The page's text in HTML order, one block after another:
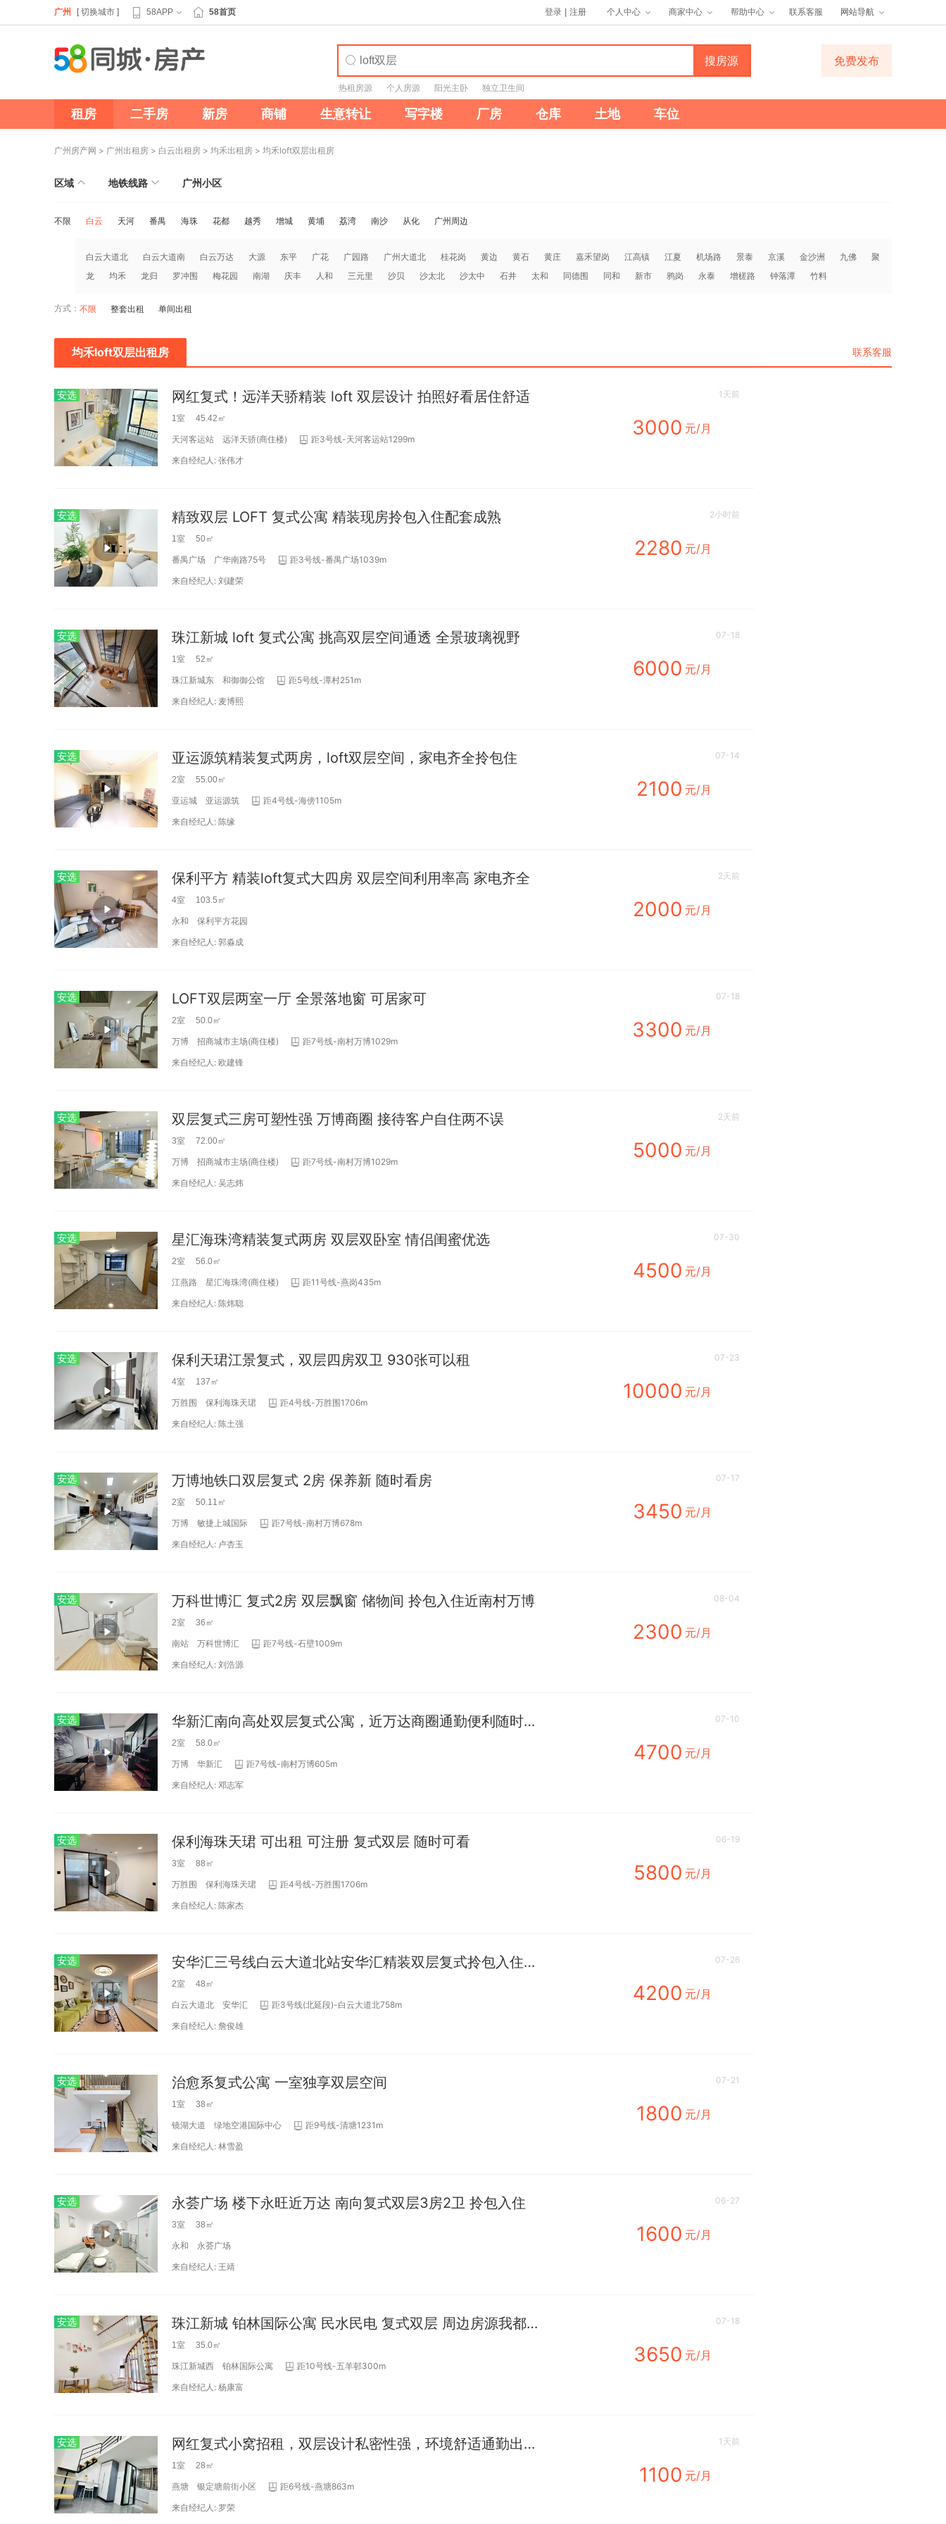
广州 [ 切换城市 ] 58APP 58首页 登录 注册 个人中心 商家中心 帮助中心 联系客服 网站导航
免费发布
热租房源 个人房源 阳光主卧 独立卫生间
租房 二手房 新房 商铺 生意转让 写字楼 厂房 仓库 土地 车位
广州房产网 > 广州出租房 > 白云出租房 > 均禾出租房 > 均禾loft双层出租房
区域 地铁线路 广州小区
不限 白云 天河 番禺 海珠 花都 越秀 增城 黄埔 荔湾 南沙 从化 广州周边
白云大道北 白云大道南 白云万达 大源 东平 广花 广园路 广州大道北 桂花岗 黄边 黄石 黄庄 嘉禾望岗 江高镇 江夏 机场路 景泰 京溪 金沙洲 九佛
聚
龙
均禾 龙归 罗冲围 梅花园 南湖 庆丰 人和 三元里 沙贝 沙太北 沙太中 石井 太和 同德围 同和 新市 鸦岗 永泰 增槎路 钟落潭 竹料
方式： 不限 整套出租 单间出租
联系客服
均禾loft双层出租房
安选 网红复式！远洋天骄精装 loft 双层设计 拍照好看居住舒适
1室 45.42㎡
天河客运站 远洋天骄(商住楼) 距3号线-天河客运站1299m
来自经纪人: 张伟才
1天前
3000 元/月
安选 精致双层 LOFT 复式公寓 精装现房拎包入住配套成熟
1室 50㎡
番禺广场 广华南路75号 距3号线-番禺广场1039m
来自经纪人: 刘建荣
2小时前
2280 元/月
安选 珠江新城 loft 复式公寓 挑高双层空间通透 全景玻璃视野
1室 52㎡
珠江新城东 和御御公馆 距5号线-潭村251m
来自经纪人: 麦博熙
07-18
6000 元/月
安选 亚运源筑精装复式两房，loft双层空间，家电齐全拎包住
2室 55.00㎡
亚运城 亚运源筑 距4号线-海傍1105m
来自经纪人: 陈缘
07-14
2100 元/月
安选 保利平方 精装loft复式大四房 双层空间利用率高 家电齐全
4室 103.5㎡
永和
保利平方花园
来自经纪人: 郭淼成
2天前
2000 元/月
安选 LOFT双层两室一厅 全景落地窗 可居家可
2室 50.0㎡
万博 招商城市主场(商住楼) 距7号线-南村万博1029m
来自经纪人: 欧建锋
07-18
3300 元/月
安选 双层复式三房可塑性强 万博商圈 接待客户自住两不误
3室 72.00㎡
万博 招商城市主场(商住楼) 距7号线-南村万博1029m
来自经纪人: 吴志炜
2天前
5000 元/月
安选 星汇海珠湾精装复式两房 双层双卧室 情侣闺蜜优选
2室 56.0㎡
江燕路 星汇海珠湾(商住楼) 距11号线-燕岗435m
来自经纪人: 陈炜聪
07-30
4500 元/月
安选 保利天珺江景复式，双层四房双卫 930张可以租
4室 137㎡
万胜围 保利海珠天珺 距4号线-万胜围1706m
来自经纪人: 陈土强
07-23
10000 元/月
安选 万博地铁口双层复式 2房 保养新 随时看房
2室 50.11㎡
万博 敏捷上城国际 距7号线-南村万博678m
来自经纪人: 卢杏玉
07-17
3450 元/月
安选 万科世博汇 复式2房 双层飘窗 储物间 拎包入住近南村万博
2室 36㎡
南站 万科世博汇 距7号线-石壁1009m
来自经纪人: 刘浩源
08-04
2300 元/月
安选 华新汇南向高处双层复式公寓，近万达商圈通勤便利随时看房
2室 58.0㎡
万博 华新汇 距7号线-南村万博605m
来自经纪人: 邓志军
07-10
4700 元/月
安选 保利海珠天珺 可出租 可注册 复式双层 随时可看
3室 88㎡
万胜围 保利海珠天珺 距4号线-万胜围1706m
来自经纪人: 陈家杰
06-19
5800 元/月
安选 安华汇三号线白云大道北站安华汇精装双层复式拎包入住民用水电
2室 48㎡
白云大道北 安华汇 距3号线(北延段)-白云大道北758m
来自经纪人: 詹俊雄
07-26
4200 元/月
安选 治愈系复式公寓 一室独享双层空间
1室 38㎡
镜湖大道 绿地空港国际中心 距9号线-清塘1231m
来自经纪人: 林雪盈
07-21
1800 元/月
安选 永荟广场 楼下永旺近万达 南向复式双层3房2卫 拎包入住
3室 38㎡
永和
永荟广场
来自经纪人: 王靖
06-27
1600 元/月
安选 珠江新城 铂林国际公寓 民水民电 复式双层 周边房源我都有
1室 35.0㎡
珠江新城西 铂林国际公寓 距10号线-五羊邨300m
来自经纪人: 杨康富
07-18
3650 元/月
安选 网红复式小窝招租，双层设计私密性强，环境舒适通勤出行便利
1室 28㎡
燕塘 银定塘前街小区 距6号线-燕塘863m
来自经纪人: 罗荣
1天前
1100 元/月